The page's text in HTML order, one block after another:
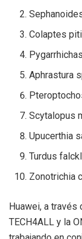
Colaptes
Aphrastura
Scytalopus
Upucerthia
Turdus
Zonotrichia
Huawei, a
TECH4ALL y la